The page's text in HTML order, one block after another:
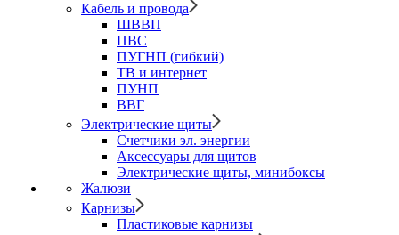
Кабель и провода
ШВВП
ПВС
ПУГНП (гибкий)
ТВ и интернет
ПУНП
ВВГ
Электрические щиты
Счетчики эл. энергии
Аксессуары для щитов
Электрические щиты, минибоксы
Жалюзи
Карнизы
Пластиковые карнизы